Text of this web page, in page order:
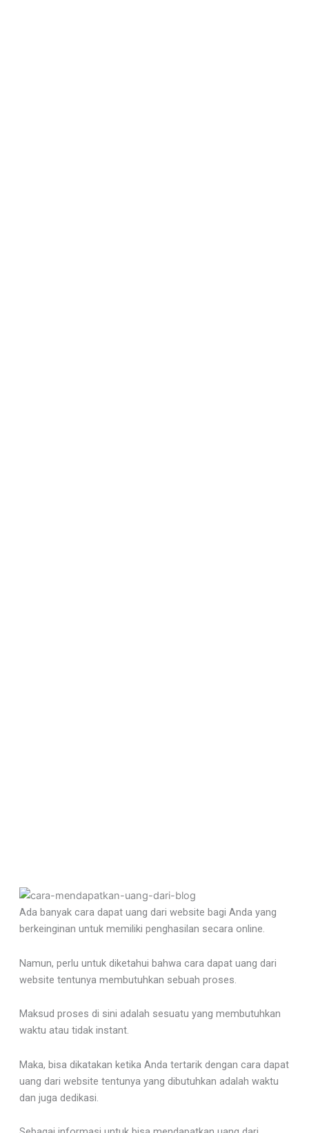
Ada banyak cara dapat uang dari website bagi Anda yang
berkeinginan untuk memiliki penghasilan secara online.
Namun, perlu untuk diketahui bahwa cara dapat uang dari
website tentunya membutuhkan sebuah proses.
Maksud proses di sini adalah sesuatu yang membutuhkan
waktu atau tidak instant.
Maka, bisa dikatakan ketika Anda tertarik dengan cara dapat
uang dari website tentunya yang dibutuhkan adalah waktu
dan juga dedikasi.